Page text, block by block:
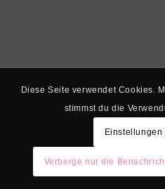
Diese Seite verwendet Cookies.
stimmst du die
Einstellungen
Verberge nur die